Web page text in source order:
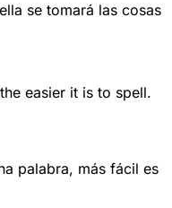
se tomará las cosas
easier it is to spell.
palabra, más fácil es